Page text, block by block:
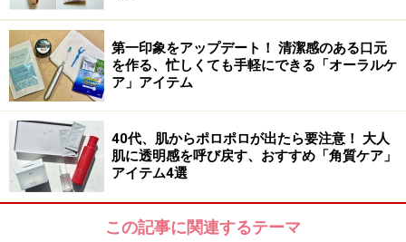
第一印象をアップデート！ 清潔感のある口元
を作る、忙しくても手軽にできる「オーラルケ
ア」アイテム
40代、肌からポロポロが出たら要注意！ 大人
肌に透明感を呼び戻す、おすすめ「角質ケア」
アイテム4選
この記事に関連するテーマ